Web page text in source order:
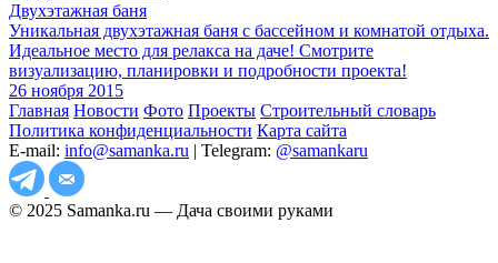
Двухэтажная баня
Уникальная двухэтажная баня с бассейном и комнатой отдыха.
Идеальное место для релакса на даче! Смотрите
визуализацию, планировки и подробности проекта!
26 ноября 2015
Главная Новости Фото Проекты Строительный словарь
Политика конфиденциальности Карта сайта
E-mail: info@samanka.ru | Telegram: @samankaru
© 2025 Samanka.ru — Дача своими руками